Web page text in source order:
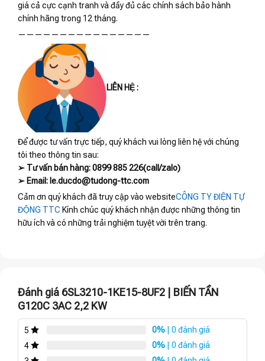
giá cả cực cạnh tranh và đầy đủ các chính sách bảo hành
chính hãng trong 12 tháng.
————————————————
LIÊN HỆ :
Để được tư vấn trực tiếp, quý khách vui lòng liên hệ với chúng
tôi theo thông tin sau:
➢ Tư vấn bán hàng: 0899 885 226(call/zalo)
➢ Email: le.ducdo@tudong-ttc.com
Cảm ơn quý khách đã truy cập vào websiteCÔNG TY ĐIỆN TỰ
ĐỘNG TTC Kính chúc quý khách nhận được những thông tin
hữu ích và có những trải nghiệm tuyệt vời trên trang.
Đánh giá 6SL3210-1KE15-8UF2 | BIẾN TẦN
G120C 3AC 2,2 KW
5 0% | 0 đánh giá
4
0% | 0 đánh giá